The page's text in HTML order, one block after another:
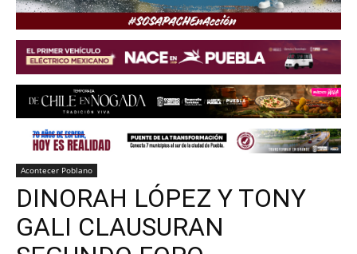
Acontecer Poblano
DINORAH LÓPEZ Y TONY
GALI CLAUSURAN